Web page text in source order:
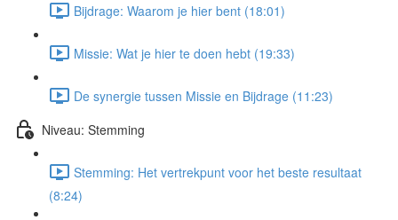
Bijdrage: Waarom je hier bent (18:01)
Missie: Wat je hier te doen hebt (19:33)
De synergie tussen Missie en Bijdrage (11:23)
Niveau: Stemming
Stemming: Het vertrekpunt voor het beste resultaat
(8:24)